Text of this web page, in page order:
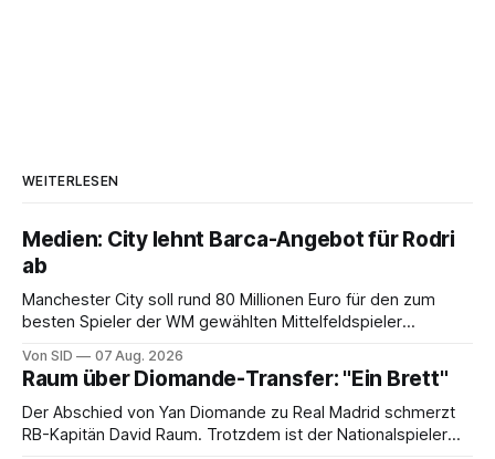
WEITERLESEN
Medien: City lehnt Barca-Angebot für Rodri
ab
Manchester City soll rund 80 Millionen Euro für den zum
besten Spieler der WM gewählten Mittelfeldspieler
Von SID 07 Aug. 2026
Raum über Diomande-Transfer: "Ein Brett"
Der Abschied von Yan Diomande zu Real Madrid schmerzt
RB-Kapitän David Raum. Trotzdem ist der Nationalspieler